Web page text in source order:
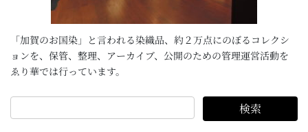
「加賀のお国染」と言われる染織品、約２万点にのぼるコレクシ
ョンを、保管、整理、アーカイブ、公開のための管理運営活動を
ゑり華では行っています。